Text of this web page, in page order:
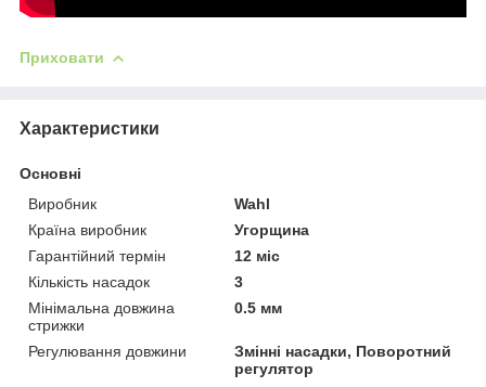
Приховати
Характеристики
Основні
Виробник
Wahl
Країна виробник
Угорщина
Гарантійний термін
12 міс
Кількість насадок
3
Мінімальна довжина
стрижки
0.5 мм
Регулювання довжини
Змінні насадки, Поворотний
регулятор